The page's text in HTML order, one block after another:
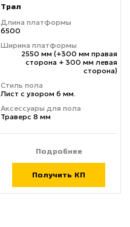
Трал
Длина платформы
6500
Ширина платформы
2550 мм (+300 мм правая
сторона + 300 мм левая
сторона)
Стиль пола
Лист с узором 6 мм.
Аксессуары для пола
Траверс 8 мм
Подробнее
Получить КП